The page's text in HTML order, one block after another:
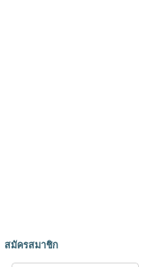
สมัครสมาชิก